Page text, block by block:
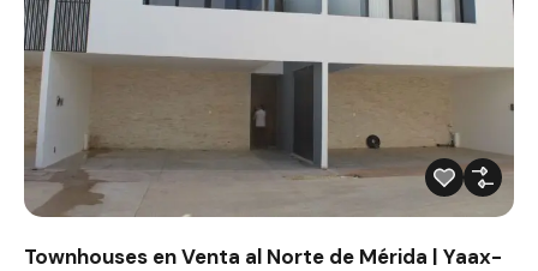
Townhouses en Venta al Norte de Mérida | Yaax-